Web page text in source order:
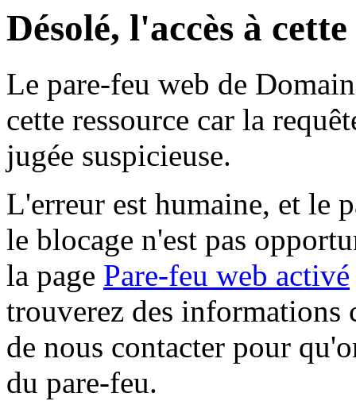
Désolé, l'accès à
Le pare-feu web de
cette ressource car la
jugée suspicieuse.
L'erreur est humaine, et le
le blocage n'est pas
la page Pare-feu web activé
trouverez des informations
de nous contacter pour
du pare-feu.